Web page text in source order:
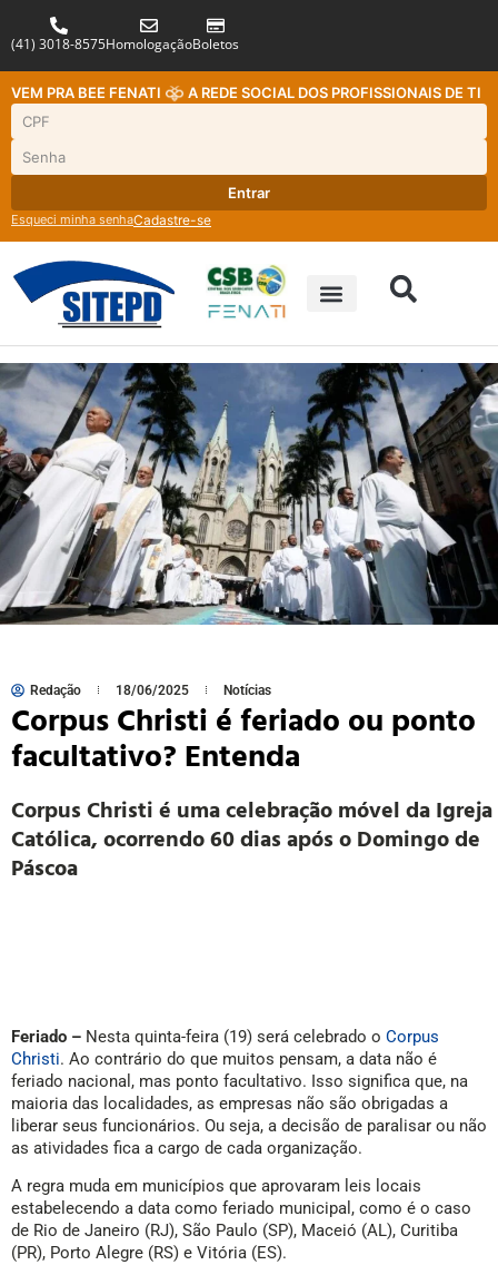
(41) 3018-8575HomologaçãoBoletos
VEM PRA BEE FENATI A REDE SOCIAL DOS PROFISSIONAIS DE TI
Entrar
Esqueci minha senhaCadastre-se
Redação 18/06/2025 Notícias
Corpus Christi é feriado ou ponto
facultativo? Entenda
Corpus Christi é uma celebração móvel da Igreja
Católica, ocorrendo 60 dias após o Domingo de
Páscoa
Feriado – Nesta quinta-feira (19) será celebrado o Corpus
Christi. Ao contrário do que muitos pensam, a data não é
feriado nacional, mas ponto facultativo. Isso significa que, na
maioria das localidades, as empresas não são obrigadas a
liberar seus funcionários. Ou seja, a decisão de paralisar ou não
as atividades fica a cargo de cada organização.
A regra muda em municípios que aprovaram leis locais
estabelecendo a data como feriado municipal, como é o caso
de Rio de Janeiro (RJ), São Paulo (SP), Maceió (AL), Curitiba
(PR), Porto Alegre (RS) e Vitória (ES).